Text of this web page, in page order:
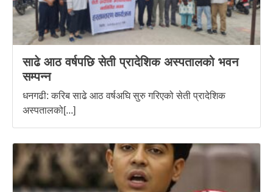
साढे आठ वर्षपछि सेती प्रादेशिक अस्पतालको भवन
सम्पन्न
धनगढी: करिब साढे आठ वर्षअघि सुरु गरिएको सेती प्रादेशिक
अस्पतालको[...]